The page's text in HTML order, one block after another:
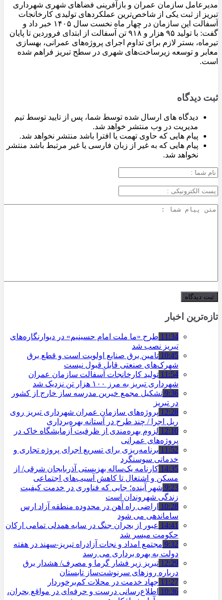
مدیرعامل سازمان عمران و بازآفرینی فضاهای شهری شهرداری
تبریز از ثبت یکی از شاخص‌ترین عملکردهای تولیدی کارخانجات
آسفالت این سازمان در چهار ماه نخست سال ۱۴۰۵ خبر داد و
گفت: با تولید ۹۵ هزار و ۹۱۸ تن آسفالت از ابتدای فروردین تا پایان
تیرماه، بستر لازم برای تداوم اجرای پروژه‌های عمرانی، بهسازی
معابر و توسعه زیرساخت‌های شهری در سطح تبریز فراهم شده
است.
ثبت دیدگاه
دیدگاه های ارسال شده توسط شما، پس از تایید توسط تیم
مدیریت در وب منتشر خواهد شد.
پیام هایی که حاوی تهمت یا افترا باشد منتشر نخواهد شد.
پیام هایی که به غیر از زبان فارسی یا غیر مرتبط باشد منتشر
نخواهد شد.
تازه‌ترین اخبار
11:34 طرح «ما ملت امام حسینیم» در دیوارنگاره‌های
تبریز نصب شد
10:45 تامین برق صنایع اولویت است و قطع برق
شهرک‌های صنعتی قابل قبول نیست
11:54 تولید کارخانجات آسفالت سازمان عمران
شهرداری تبریز به مرز ۱۰۰ هزار تن نزدیک شد
9:36 تشکیل مجمع خیرین مدرسه ‌ساز خارج از کشور
در تبریز
12:28 پروژه‌های سازمان عمران شهرداری تبریز روی
ریل اجرا / چند طرح در آستانه بهره‌برداری
12:10 لزوم بهره‌مندی از ظرفیت آزمایشگاه خاک در
پروژه‌های عمرانی
11:52 برنامه‌ریزی برای تسریع اجرای پروژه تجاری و
خدماتی سوسنگرد
14:35 کارنامه یک‌ساله بهزیستی آذربایجان شرقی/ از
مسکن و اشتغال تا کاهش آسیب‌های اجتماعی
9:23 شهر آینده؛ جایی که فناوری در خدمت کیفیت
زندگی شهروندان است
10:28 اراضی راه آهن در محدوده منطقه آزاد ارس
ساماندهی می شود
14:41 عبور از بحران جنگ در سایه همدلی تمامی ارکان
حکومت میسر شد
9:32 مجتمع امداد و نجات آزادراه تبریز-سهند در هفته
دولت به بهره ‌برداری می‌ رسد
12:29 تبریز زیر فشار گرما و مصرف/ هشدار برق
درباره روزهای سرنوشت‌ساز تابستان
11:27 جهاد خدمت در محلات کم‌برخوردار
10:36 اطلاع‌رسانی درست و حرفه‌ای در مواقع بحران،